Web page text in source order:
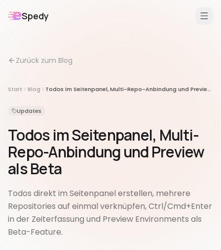
Spedy
Features
Für
Erweiterungen
Zurück zum Blog
Start Blog Todos im Seitenpanel, Multi-Repo-Anbindung und Preview als Beta
Updates
Todos im Seitenpanel, Multi-
Repo-Anbindung und Preview
als Beta
Todos direkt im Seitenpanel erstellen, mehrere
Repositories auf einmal verknüpfen, Ctrl/Cmd+Enter
in der Zeiterfassung und Preview Environments als
Beta-Feature.